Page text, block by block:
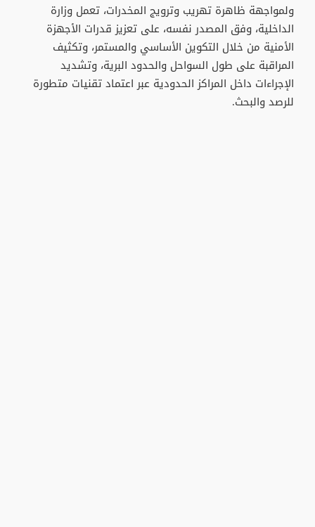
ولمواجهة ظاهرة تهريب وترويج المخدرات، تعمل وزارة
الداخلية، وفق المصدر نفسه، على تعزيز قدرات الأجهزة
الأمنية من خلال التكوين الأساسي والمستمر، وتكثيف
المراقبة على طول السواحل والحدود البرية، وتشديد
الإجراءات داخل المراكز الحدودية عبر اعتماد تقنيات متطورة
للرصد والبحث.